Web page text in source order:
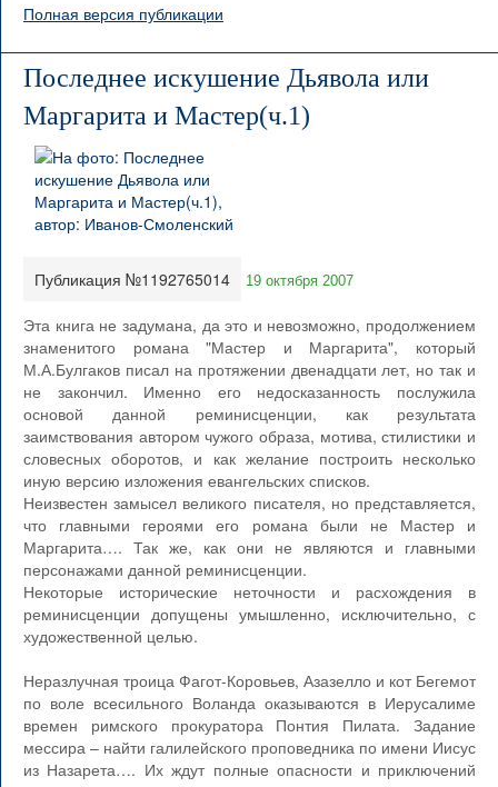
Полная версия публикации
Последнее искушение Дьявола или
Маргарита и Мастер(ч.1)
Публикация №1192765014 19 октября 2007
Эта книга не задумана, да это и невозможно, продолжением
знаменитого романа "Мастер и Маргарита", который
М.А.Булгаков писал на протяжении двенадцати лет, но так и
не закончил. Именно его недосказанность послужила
основой данной реминисценции, как результата
заимствования автором чужого образа, мотива, стилистики и
словесных оборотов, и как желание построить несколько
иную версию изложения евангельских списков.
Неизвестен замысел великого писателя, но представляется,
что главными героями его романа были не Мастер и
Маргарита…. Так же, как они не являются и главными
персонажами данной реминисценции.
Некоторые исторические неточности и расхождения в
реминисценции допущены умышленно, исключительно, с
художественной целью.
Неразлучная троица Фагот-Коровьев, Азазелло и кот Бегемот
по воле всесильного Воланда оказываются в Иерусалиме
времен римского прокуратора Понтия Пилата. Задание
мессира – найти галилейского проповедника по имени Иисус
из Назарета…. Их ждут полные опасности и приключений